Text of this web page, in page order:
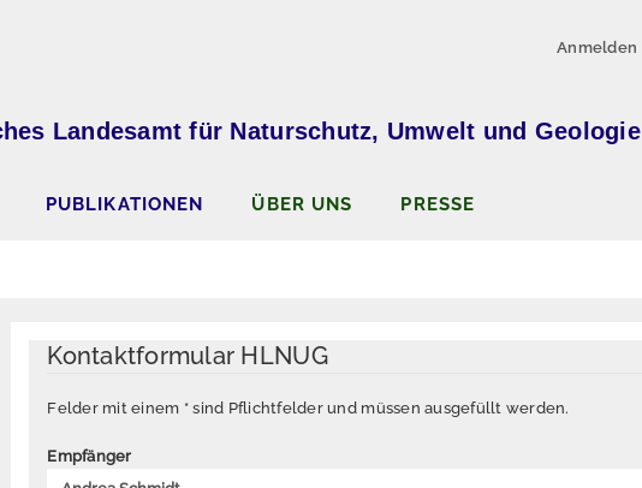
Anmelden
Landesamt für Naturschutz, Umwelt und Geologie
PUBLIKATIONEN ÜBER UNS PRESSE
Kontaktformular HLNUG
Felder mit einem * sind Pflichtfelder und müssen ausgefüllt werden.
Empfänger